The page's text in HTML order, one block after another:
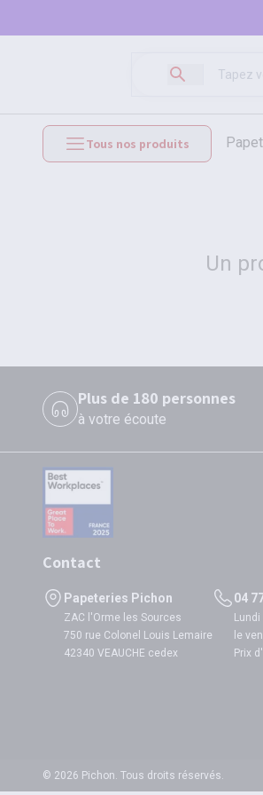
Tous nos produits
Un
Plus de 180 personnes
à votre écoute
Contact
Papeteries Pichon
ZAC l'Orme les Sources
750 rue Colonel Louis Lemaire
42340 VEAUCHE cedex
04
le
Prix
© 2026 Pichon. Tous droits réservés.